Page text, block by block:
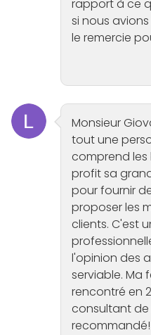
rapport à ce
si nous
le remercie
Monsieur
tout une
comprend les
profit sa
pour fournir
proposer les
clients. C'est
l'opinion des
serviable. Ma
rencontré en
consultant de
recommandé!